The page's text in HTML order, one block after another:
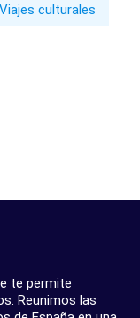
Viajes culturales
te permite
Reunimos las